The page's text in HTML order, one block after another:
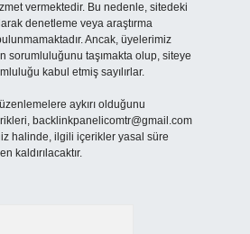
vermektedir. Bu nedenle, sitedeki
denetleme veya araştırma
Ancak, üyelerimiz
sorumluluğunu taşımakta olup, siteye
kabul etmiş sayılırlar.
aykırı olduğunu
backlinkpanelicomtr@gmail.com
halinde, ilgili içerikler yasal süre
kaldırılacaktır.